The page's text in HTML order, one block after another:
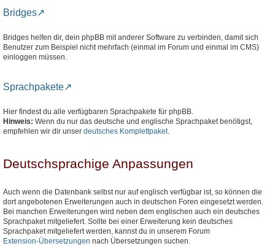
Bridges
Bridges helfen dir, dein phpBB mit anderer Software zu verbinden, damit sich
Benutzer zum Beispiel nicht mehrfach (einmal im Forum und einmal im CMS)
einloggen müssen.
Sprachpakete
Hier findest du alle verfügbaren Sprachpakete für phpBB.
Hinweis: Wenn du nur das deutsche und englische Sprachpaket benötigst,
empfehlen wir dir unser deutsches Komplettpaket.
Deutschsprachige Anpassungen
Auch wenn die Datenbank selbst nur auf englisch verfügbar ist, so können die
dort angebotenen Erweiterungen auch in deutschen Foren eingesetzt werden.
Bei manchen Erweiterungen wird neben dem englischen auch ein deutsches
Sprachpaket mitgeliefert. Sollte bei einer Erweiterung kein deutsches
Sprachpaket mitgeliefert werden, kannst du in unserem Forum
Extension-Übersetzungen nach Übersetzungen suchen.